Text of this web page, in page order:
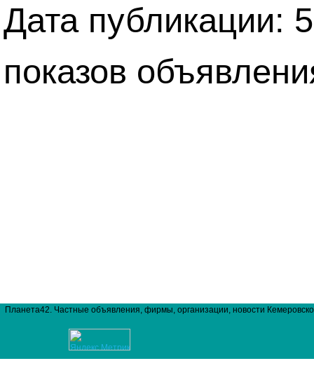
Дата публикации:
показов
Планета42. Частные объявления, фирмы, организации, новости